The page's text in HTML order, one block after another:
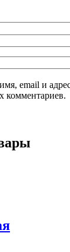
email и
комментариев.